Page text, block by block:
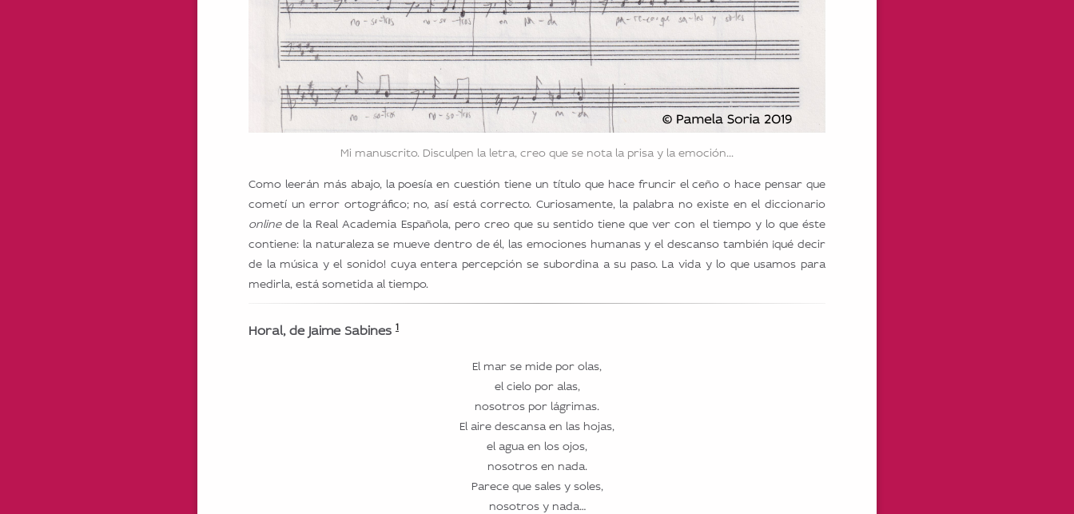
Mi manuscrito. Disculpen la letra, creo que se nota la prisa y la emoción...
Como leerán más abajo, la poesía en cuestión tiene un título que hace fruncir el ceño o hace pensar que
cometí un error ortográfico; no, así está correcto. Curiosamente, la palabra no existe en el diccionario
onlinede la Real Academia Española, pero creo que su sentido tiene que ver con el tiempo y lo que éste
contiene: la naturaleza se mueve dentro de él, las emociones humanas y el descanso también ¡qué decir
de la música y el sonido! cuya entera percepción se subordina a su paso. La vida y lo que usamos para
medirla, está sometida al tiempo.
Horal, de Jaime Sabines 1
El mar se mide por olas,
el cielo por alas,
nosotros por lágrimas.
El aire descansa en las hojas,
el agua en los ojos,
nosotros en nada.
Parece que sales y soles,
nosotros y nada…